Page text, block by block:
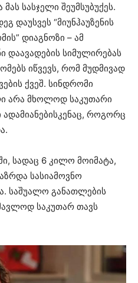
სასჯელი შეუმსუბუქეს.
დაუსვეს “მიუნჰაუზენის
დიაგნოზი – ამ
დაავადების სიმულირებას
იწვევს, რომ მუდმივად
ქვეშ. სინდრომი
არა მხოლოდ საკუთარი
როგორც
სადაც 6 კილო მოიმატა,
სასიამოვნო
საშუალო განათლების
საკუთარ თავს